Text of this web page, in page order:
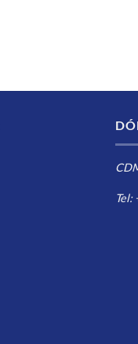
Tel: